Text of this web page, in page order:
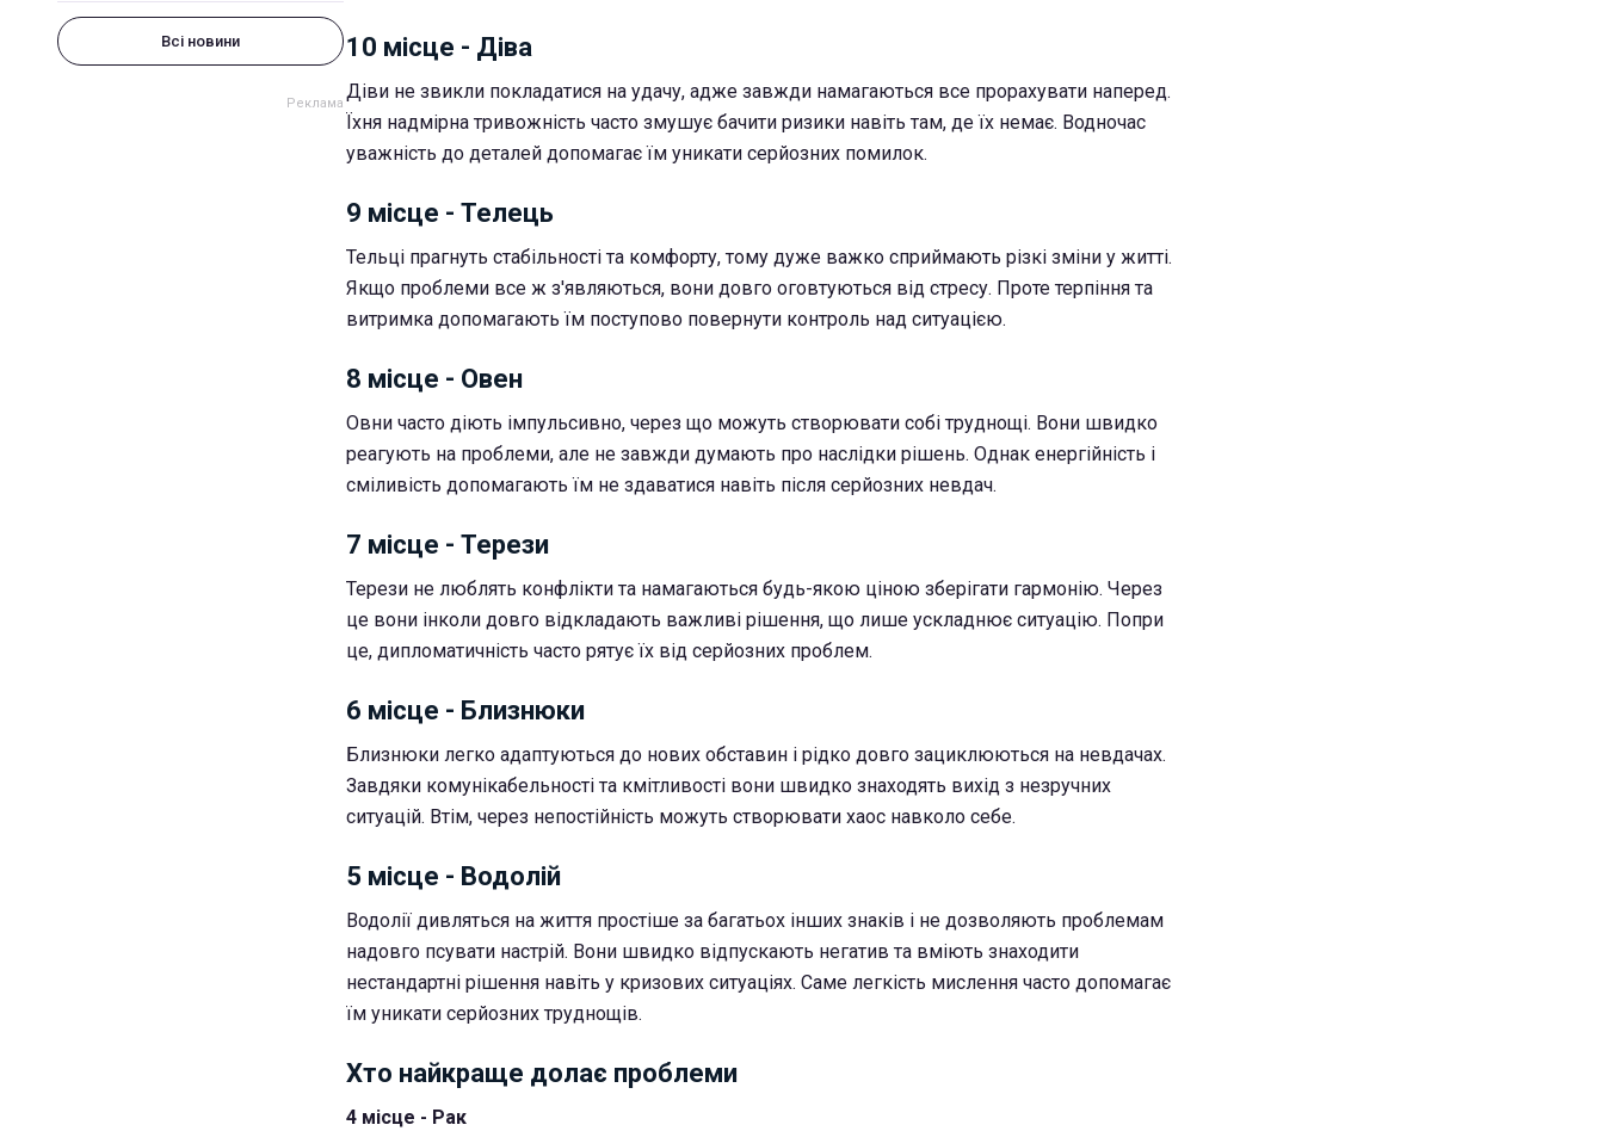
Всі новини 10 місце - Діва
Діви не звикли покладатися на удачу, адже завжди намагаються все прорахувати наперед.
Їхня надмірна тривожність часто змушує бачити ризики навіть там, де їх немає. Водночас
уважність до деталей допомагає їм уникати серйозних помилок.
9 місце - Телець
Тельці прагнуть стабільності та комфорту, тому дуже важко сприймають різкі зміни у житті.
Якщо проблеми все ж з'являються, вони довго оговтуються від стресу. Проте терпіння та
витримка допомагають їм поступово повернути контроль над ситуацією.
8 місце - Овен
Овни часто діють імпульсивно, через що можуть створювати собі труднощі. Вони швидко
реагують на проблеми, але не завжди думають про наслідки рішень. Однак енергійність і
сміливість допомагають їм не здаватися навіть після серйозних невдач.
7 місце - Терези
Терези не люблять конфлікти та намагаються будь-якою ціною зберігати гармонію. Через
це вони інколи довго відкладають важливі рішення, що лише ускладнює ситуацію. Попри
це, дипломатичність часто рятує їх від серйозних проблем.
6 місце - Близнюки
Близнюки легко адаптуються до нових обставин і рідко довго зациклюються на невдачах.
Завдяки комунікабельності та кмітливості вони швидко знаходять вихід з незручних
ситуацій. Втім, через непостійність можуть створювати хаос навколо себе.
5 місце - Водолій
Водолії дивляться на життя простіше за багатьох інших знаків і не дозволяють проблемам
надовго псувати настрій. Вони швидко відпускають негатив та вміють знаходити
нестандартні рішення навіть у кризових ситуаціях. Саме легкість мислення часто допомагає
їм уникати серйозних труднощів.
Хто найкраще долає проблеми
4 місце - Рак